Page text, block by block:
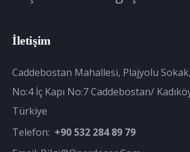
İletişim
Caddebostan Mahallesi, Plajyolu
No:4 İç Kapı No:7 Caddebostan/
Türkiye
Telefon: +90 532 284 89 79